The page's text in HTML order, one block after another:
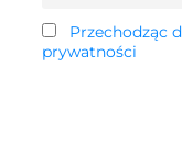
Przechodząc
prywatności